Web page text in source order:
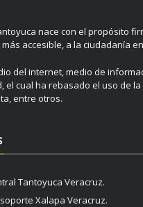
nace con el propósito
accesible, a la ciudadanía
del internet, medio de
el cual ha rebasado el uso de
entre otros.
Tantoyuca Veracruz.
Xalapa Veracruz.